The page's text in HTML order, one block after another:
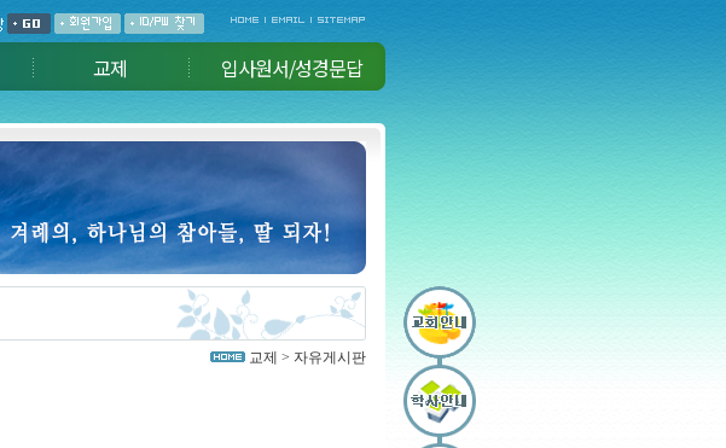
교제 입사원서/성경문답
교제 > 자유게시판